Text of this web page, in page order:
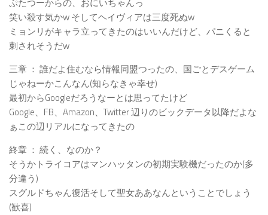
ぷたつーからの、おにいちゃんっ
笑い殺す気かw そしてヘイヴィアは三度死ぬw
ミョンリがキャラ立ってきたのはいいんだけど、パニくると
刺されそうだw
三章 ： 誰だよ住むなら情報同盟つったの、国ごとデスゲーム
じゃねーかこんなん(知らなきゃ幸せ)
最初からGoogleだろうなーとは思ってたけど
Google、FB、Amazon、Twitter 辺りのビックデータ以降だよな
ぁこの辺リアルになってきたの
終章 ： 続く、なのか？
そうかトライコアはマンハッタンの初期実験機だったのか(多
分違う)
スグルドちゃん復活そして聖女ああなんということでしょう
(歓喜)